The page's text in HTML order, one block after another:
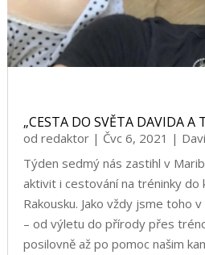
„CESTA DO SVĚTA DAVIDA A
od redaktor| Čvc 6, 2021 |
Týden sedmý nás zastihl v
aktivit i cestování na tréninky do
Rakousku. Jako vždy jsme toho
– od výletu do přírody přes
posilovně až po pomoc našim